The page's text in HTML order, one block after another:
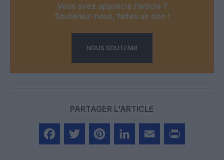
Vous avez apprécié l’article ?
Soutenez-nous, faites un don !
NOUS SOUTENIR
PARTAGER L'ARTICLE